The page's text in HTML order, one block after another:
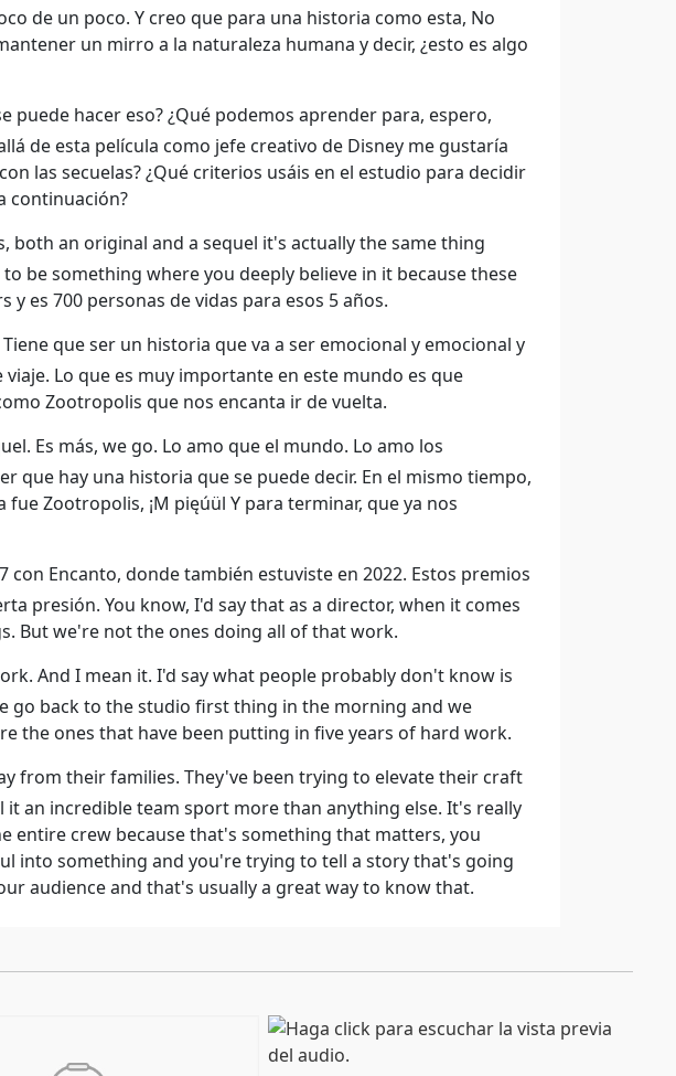
de un poco. Y creo que para una historia como esta, No
un mirro a la naturaleza humana y decir, ¿esto es algo
puede hacer eso? ¿Qué podemos aprender para, espero,
de esta película como jefe creativo de Disney me gustaría
las secuelas? ¿Qué criterios usáis en el estudio para decidir
continuación?
an original and a sequel it's actually the same thing
be something where you deeply believe in it because these
es 700 personas de vidas para esos 5 años.
que ser un historia que va a ser emocional y emocional y
Lo que es muy importante en este mundo es que
Zootropolis que nos encanta ir de vuelta.
Es más, we go. Lo amo que el mundo. Lo amo los
que hay una historia que se puede decir. En el mismo tiempo,
Zootropolis, ¡M pięúül Y para terminar, que ya nos
con Encanto, donde también estuviste en 2022. Estos premios
presión. You know, I'd say that as a director, when it comes
But we're not the ones doing all of that work.
And I mean it. I'd say what people probably don't know is
go back to the studio first thing in the morning and we
the ones that have been putting in five years of hard work.
from their families. They've been trying to elevate their craft
it an incredible team sport more than anything else. It's really
entire crew because that's something that matters, you
into something and you're trying to tell a story that's going
audience and that's usually a great way to know that.